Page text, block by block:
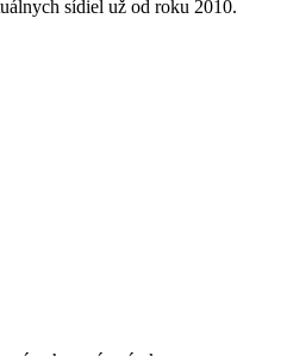
sídiel už od roku 2010.